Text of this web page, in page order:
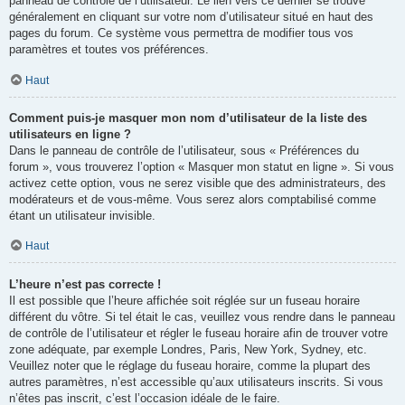
généralement en cliquant sur votre nom d’utilisateur situé en haut des
pages du forum. Ce système vous permettra de modifier tous vos
paramètres et toutes vos préférences.
Haut
Comment puis-je masquer mon nom d’utilisateur de la liste des
utilisateurs en ligne ?
Dans le panneau de contrôle de l’utilisateur, sous « Préférences du
forum », vous trouverez l’option « Masquer mon statut en ligne ». Si vous
activez cette option, vous ne serez visible que des administrateurs, des
modérateurs et de vous-même. Vous serez alors comptabilisé comme
étant un utilisateur invisible.
Haut
L’heure n’est pas correcte !
Il est possible que l’heure affichée soit réglée sur un fuseau horaire
différent du vôtre. Si tel était le cas, veuillez vous rendre dans le panneau
de contrôle de l’utilisateur et régler le fuseau horaire afin de trouver votre
zone adéquate, par exemple Londres, Paris, New York, Sydney, etc.
Veuillez noter que le réglage du fuseau horaire, comme la plupart des
autres paramètres, n’est accessible qu’aux utilisateurs inscrits. Si vous
n’êtes pas inscrit, c’est l’occasion idéale de le faire.